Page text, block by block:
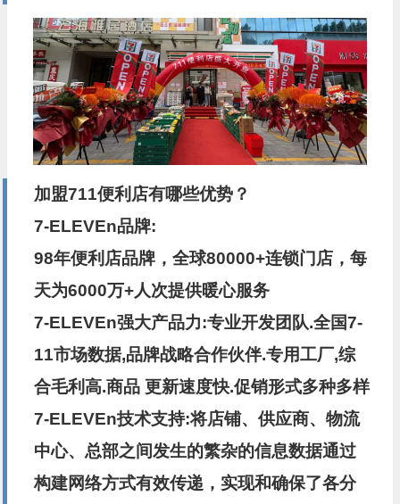
加盟711便利店有哪些优势？
7-ELEVEn品牌:
98年便利店品牌，全球80000+连锁门店，每
天为6000万+人次提供暖心服务
7-ELEVEn强大产品力:专业开发团队.全国7-
11市场数据,品牌战略合作伙伴.专用工厂,综
合毛利高.商品 更新速度快.促销形式多种多样
7-ELEVEn技术支持:将店铺、供应商、物流
中心、总部之间发生的繁杂的信息数据通过
构建网络方式有效传递，实现和确保了各分